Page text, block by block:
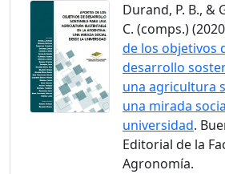
Durand, P. B., &
C. (comps.)
de los objetivos
desarrollo
una agricultura
una mirada
universidad.
Editorial de la
Agronomía.